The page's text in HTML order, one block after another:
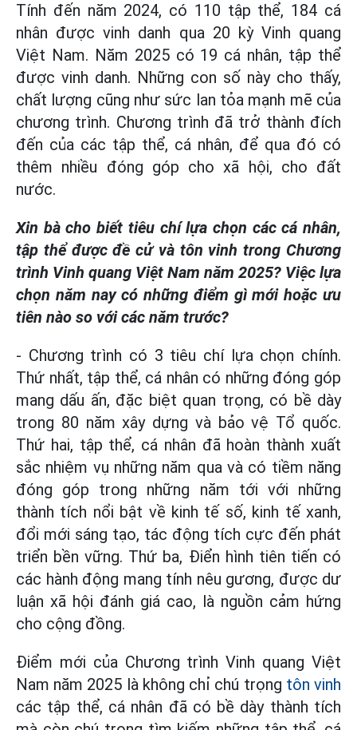
Tính đến năm 2024, có 110 tập thể, 184 cá
nhân được vinh danh qua 20 kỳ Vinh quang
Việt Nam. Năm 2025 có 19 cá nhân, tập thể
được vinh danh. Những con số này cho thấy,
chất lượng cũng như sức lan tỏa mạnh mẽ của
chương trình. Chương trình đã trở thành đích
đến của các tập thể, cá nhân, để qua đó có
thêm nhiều đóng góp cho xã hội, cho đất
nước.
Xin bà cho biết tiêu chí lựa chọn các cá nhân,
tập thể được đề cử và tôn vinh trong Chương
trình Vinh quang Việt Nam năm 2025? Việc lựa
chọn năm nay có những điểm gì mới hoặc ưu
tiên nào so với các năm trước?
- Chương trình có 3 tiêu chí lựa chọn chính.
Thứ nhất, tập thể, cá nhân có những đóng góp
mang dấu ấn, đặc biệt quan trọng, có bề dày
trong 80 năm xây dựng và bảo vệ Tổ quốc.
Thứ hai, tập thể, cá nhân đã hoàn thành xuất
sắc nhiệm vụ những năm qua và có tiềm năng
đóng góp trong những năm tới với những
thành tích nổi bật về kinh tế số, kinh tế xanh,
đổi mới sáng tạo, tác động tích cực đến phát
triển bền vững. Thứ ba, Điển hình tiên tiến có
các hành động mang tính nêu gương, được dư
luận xã hội đánh giá cao, là nguồn cảm hứng
cho cộng đồng.
Điểm mới của Chương trình Vinh quang Việt
Nam năm 2025 là không chỉ chú trọng tôn vinh
các tập thể, cá nhân đã có bề dày thành tích